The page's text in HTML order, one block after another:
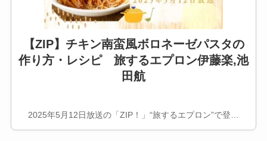
【ZIP】チキン南蛮風ボロネーゼパスタの
作り方・レシピ 旅するエプロン伊藤楽,池
田航
2025年5月12日放送の「ZIP！」“旅するエプロン”で登…